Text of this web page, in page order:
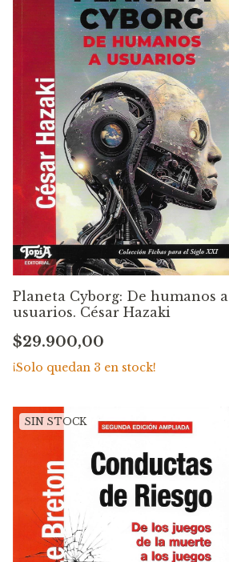
Planeta Cyborg: De humanos a
usuarios. César Hazaki
$29.900,00
¡Solo quedan 3 en stock!
SIN STOCK